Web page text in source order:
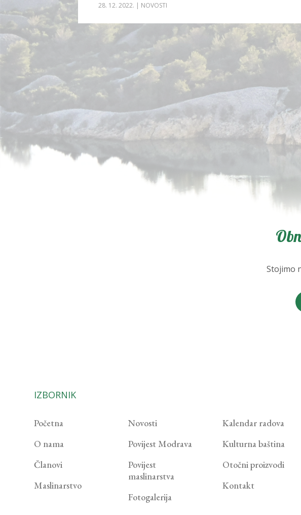
28. 12. 2022. | NOVOSTI
Stojimo
IZBORNIK
Početna
O nama
Članovi
Maslinarstvo
Novosti
Povijest Modrava
Povijest
maslinarstva
Fotogalerija
Kalendar radova
Kulturna baština
Otočni proizvodi
Kontakt